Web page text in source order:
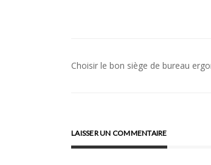
Choisir le bon siège de bureau
LAISSER UN COMMENTAIRE